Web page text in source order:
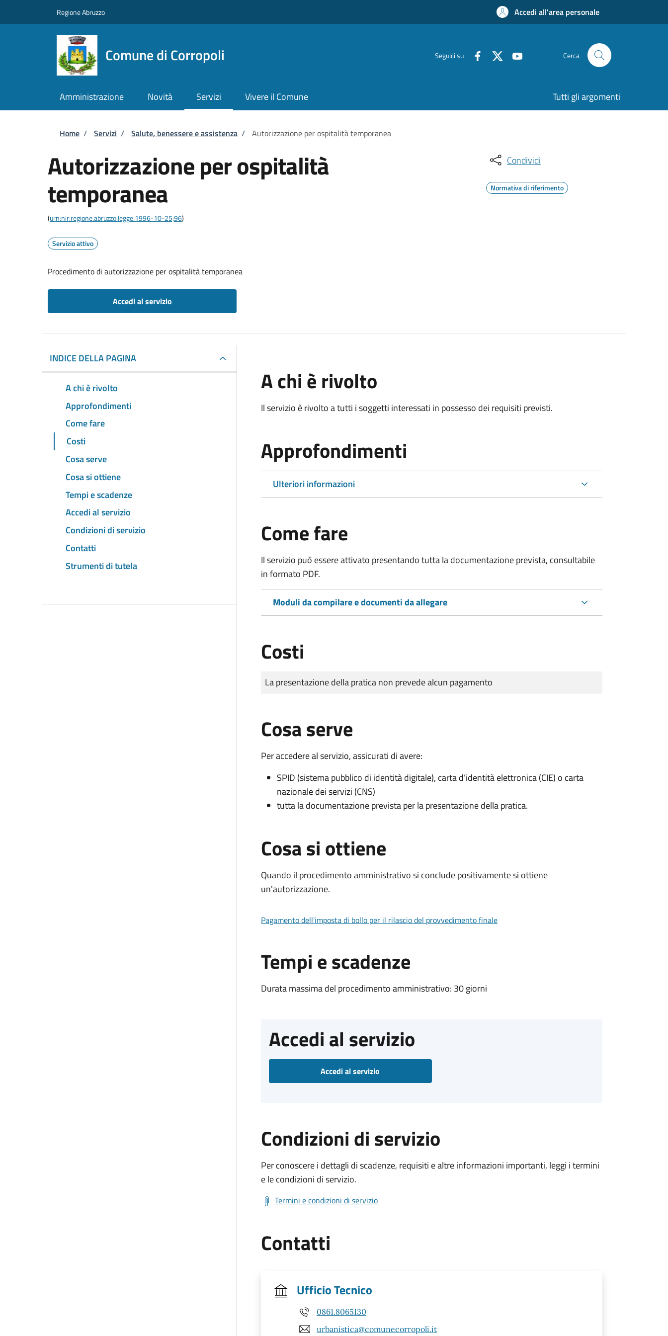
Regione Abruzzo Accedi all'area personale
Comune di Corropoli Seguici su Cerca
Amministrazione Novità Servizi Vivere il Comune Tutti gli argomenti
Briciole di pane
Home / Servizi / Salute, benessere e assistenza / Autorizzazione per ospitalità temporanea
Autorizzazione per ospitalità
temporanea
(urn:nir:regione.abruzzo:legge:1996-10-25;96)
Servizio attivo
Procedimento di autorizzazione per ospitalità temporanea
Accedi al servizio
Condividi
Normativa di riferimento
INDICE DELLA PAGINA
A chi è rivolto
Approfondimenti
Come fare
Costi
Cosa serve
Cosa si ottiene
Tempi e scadenze
Accedi al servizio
Condizioni di servizio
Contatti
Strumenti di tutela
A chi è rivolto
Il servizio è rivolto a tutti i soggetti interessati in possesso dei requisiti previsti.
Approfondimenti
Ulteriori informazioni
Come fare
Il servizio può essere attivato presentando tutta la documentazione prevista, consultabile
in formato PDF.
Moduli da compilare e documenti da allegare
Costi
Tipo di pagamento
Importo
La presentazione della pratica non prevede alcun pagamento
Cosa serve
Per accedere al servizio, assicurati di avere:
SPID (sistema pubblico di identità digitale), carta d’identità elettronica (CIE) o carta
nazionale dei servizi (CNS)
tutta la documentazione prevista per la presentazione della pratica.
Cosa si ottiene
Quando il procedimento amministrativo si conclude positivamente si ottiene
un'autorizzazione.
Pagamento dell'imposta di bollo per il rilascio del provvedimento finale
Tempi e scadenze
Durata massima del procedimento amministrativo: 30 giorni
Accedi al servizio
Accedi al servizio
Condizioni di servizio
Per conoscere i dettagli di scadenze, requisiti e altre informazioni importanti, leggi i termini
e le condizioni di servizio.
Termini e condizioni di servizio
Contatti
Ufficio Tecnico
0861.8065130
urbanistica@comunecorropoli.it